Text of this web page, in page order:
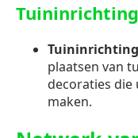
Tuininrichting
plaatsen van
decoraties
maken.